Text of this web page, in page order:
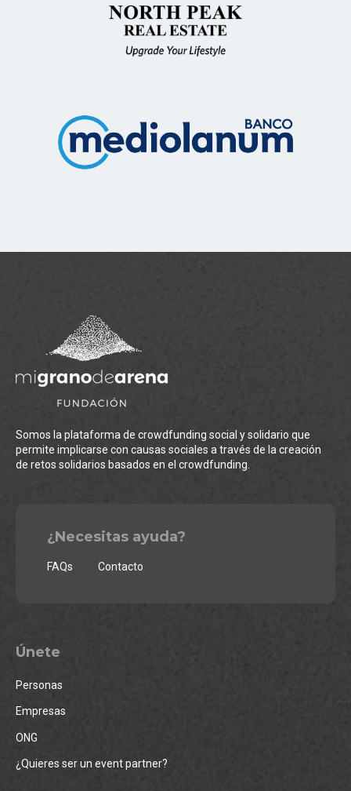
Somos la plataforma de crowdfunding social y solidario que
permite implicarse con causas sociales a través de la creación
de retos solidarios basados en el crowdfunding.
¿Necesitas ayuda?
FAQs Contacto
Únete
Personas
Empresas
ONG
¿Quieres ser un event partner?